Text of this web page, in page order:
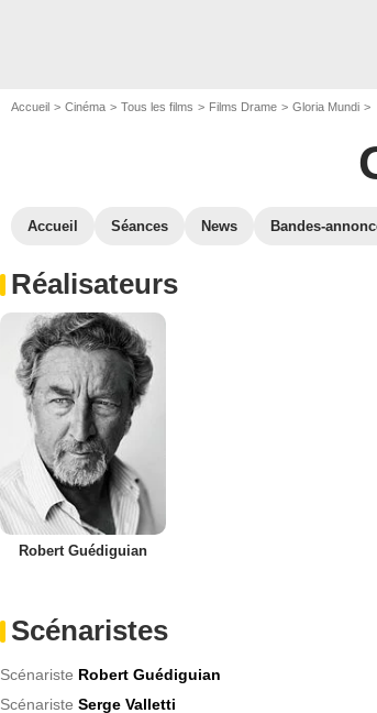
Accueil Cinéma Tous les films Films Drame Gloria Mundi
Accueil Séances News Bandes-
Réalisateurs
Robert Guédiguian
Scénaristes
Scénariste Robert Guédiguian
Scénariste Serge Valletti